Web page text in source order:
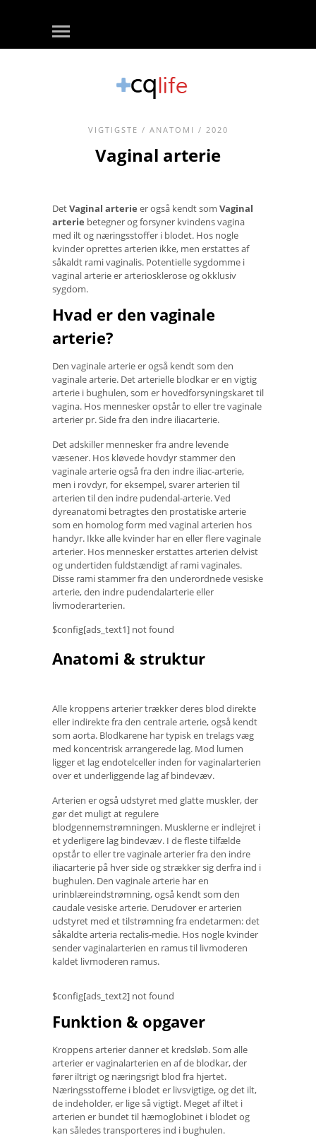
VIGTIGSTE / ANATOMI / 2020
Vaginal arterie
DetVaginal arterie er også kendt som Vaginal
arterie betegner og forsyner kvindens vagina
med ilt og næringsstoffer i blodet. Hos nogle
kvinder oprettes arterien ikke, men erstattes af
såkaldt rami vaginalis. Potentielle sygdomme i
vaginal arterie er arteriosklerose og okklusiv
sygdom.
Hvad er den vaginale
arterie?
Den vaginale arterie er også kendt som den
vaginale arterie. Det arterielle blodkar er en vigtig
arterie i bughulen, som er hovedforsyningskaret til
vagina. Hos mennesker opstår to eller tre vaginale
arterier pr. Side fra den indre iliacarterie.
Det adskiller mennesker fra andre levende
væsener. Hos kløvede hovdyr stammer den
vaginale arterie også fra den indre iliac-arterie,
men i rovdyr, for eksempel, svarer arterien til
arterien til den indre pudendal-arterie. Ved
dyreanatomi betragtes den prostatiske arterie
som en homolog form med vaginal arterien hos
handyr. Ikke alle kvinder har en eller flere vaginale
arterier. Hos mennesker erstattes arterien delvist
og undertiden fuldstændigt af rami vaginales.
Disse rami stammer fra den underordnede vesiske
arterie, den indre pudendalarterie eller
livmoderarterien.
$config[ads_text1] not found
Anatomi & struktur
Alle kroppens arterier trækker deres blod direkte
eller indirekte fra den centrale arterie, også kendt
som aorta. Blodkarene har typisk en trelags væg
med koncentrisk arrangerede lag. Mod lumen
ligger et lag endotelceller inden for vaginalarterien
over et underliggende lag af bindevæv.
Arterien er også udstyret med glatte muskler, der
gør det muligt at regulere
blodgennemstrømningen. Musklerne er indlejret i
et yderligere lag bindevæv. I de fleste tilfælde
opstår to eller tre vaginale arterier fra den indre
iliacarterie på hver side og strækker sig derfra ind i
bughulen. Den vaginale arterie har en
urinblæreindstrømning, også kendt som den
caudale vesiske arterie. Derudover er arterien
udstyret med et tilstrømning fra endetarmen: det
såkaldte arteria rectalis-medie. Hos nogle kvinder
sender vaginalarterien en ramus til livmoderen
kaldet livmoderen ramus.
$config[ads_text2] not found
Funktion & opgaver
Kroppens arterier danner et kredsløb. Som alle
arterier er vaginalarterien en af ​​de blodkar, der
fører iltrigt og næringsrigt blod fra hjertet.
Næringsstofferne i blodet er livsvigtige, og det ilt,
de indeholder, er lige så vigtigt. Meget af iltet i
arterien er bundet til hæmoglobinet i blodet og
kan således transporteres ind i bughulen.